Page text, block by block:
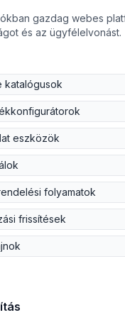
gazdag webes
és az ügyfélelvonást.
katalógusok
eszközök
folyamatok
frissítések